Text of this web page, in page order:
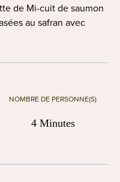
de Mi-cuit de saumon
au safran avec
NOMBRE DE PERSONNE(S)
4 Minutes